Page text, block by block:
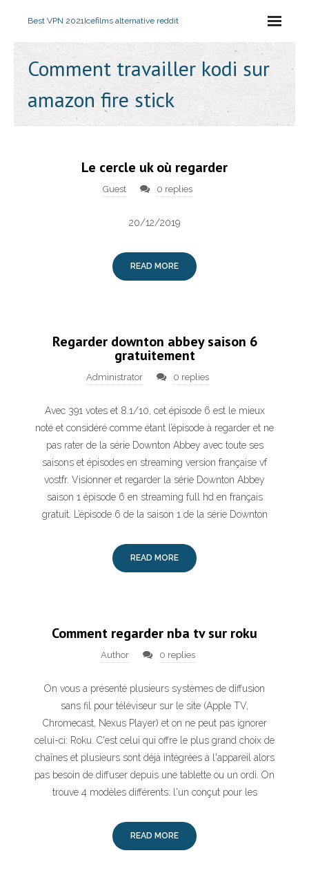
Best VPN 2021Icefilms alternative reddit
Comment travailler kodi sur
amazon fire stick
Le cercle uk où regarder
Guest 0 replies
20/12/2019
READ MORE
Regarder downton abbey saison 6
gratuitement
Administrator 0 replies
Avec 391 votes et 8.1/10, cet épisode 6 est le mieux
noté et considéré comme étant l’épisode à regarder et ne
pas rater de la série Downton Abbey avec toute ses
saisons et épisodes en streaming version française vf
vostfr. Visionner et regarder la série Downton Abbey
saison 1 épisode 6 en streaming full hd en français
gratuit. L’épisode 6 de la saison 1 de la série Downton
READ MORE
Comment regarder nba tv sur roku
Author 0 replies
On vous a présenté plusieurs systèmes de diffusion
sans fil pour téléviseur sur le site (Apple TV,
Chromecast, Nexus Player) et on ne peut pas ignorer
celui-ci: Roku. C'est celui qui offre le plus grand choix de
chaînes et plusieurs sont déjà intégrées à l'appareil alors
pas besoin de diffuser depuis une tablette ou un ordi. On
trouve 4 modèles différents: l'un conçut pour les
READ MORE